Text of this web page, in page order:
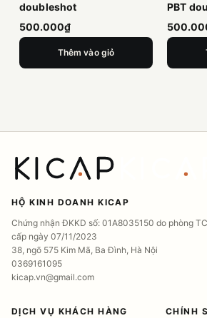
doubleshot
500.000₫
Thêm vào giỏ
PBT
HỘ KINH DOANH KICAP
Chứng nhận ĐKKD số: 01A8035150 do phòng
cấp ngày 07/11/2023
38, ngõ 575 Kim Mã, Ba Đình, Hà Nội
0369161095
kicap.vn@gmail.com
DỊCH VỤ KHÁCH HÀNG
CHÍNH